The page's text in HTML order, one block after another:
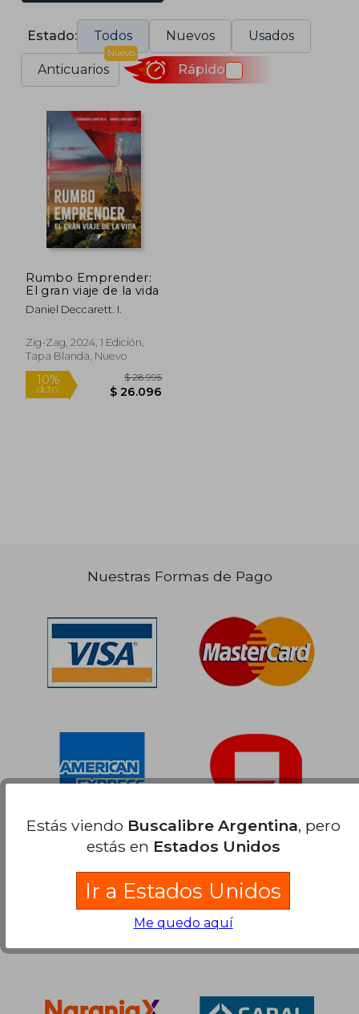
Estado: Todos Nuevos Usados
Anticuarios
Nuevo
Rápido
Rumbo Emprender:
El gran viaje de la vida
Daniel Deccarett. I.
Zig-Zag, 2024, 1 Edición,
Tapa Blanda, Nuevo
Nuestras Formas de Pago
Estás viendo Buscalibre Argentina, pero
estás en Estados Unidos
Ir a Estados Unidos
Me quedo aquí